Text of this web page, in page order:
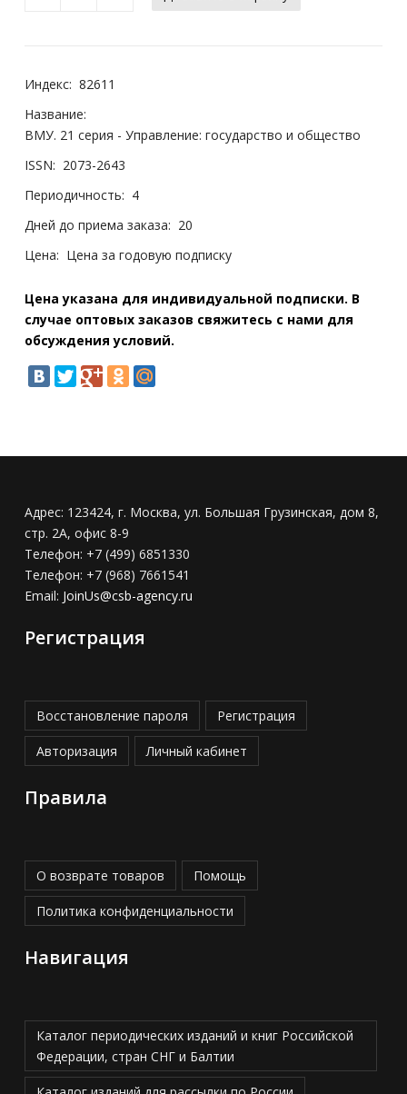
Индекс: 82611
Название:
ВМУ. 21 серия - Управление: государство и общество
ISSN: 2073-2643
Периодичность: 4
Дней до приема заказа: 20
Цена: Цена за годовую подписку
Цена указана для индивидуальной подписки. В
случае оптовых заказов свяжитесь с нами для
обсуждения условий.
Адрес: 123424, г. Москва, ул. Большая Грузинская, дом 8,
стр. 2А, офис 8-9
Телефон: +7 (499) 6851330
Телефон: +7 (968) 7661541
Email: JoinUs@csb-agency.ru
Регистрация
Восстановление пароля Регистрация
Авторизация Личный кабинет
Правила
О возврате товаров Помощь
Политика конфиденциальности
Навигация
Каталог периодических изданий и книг Российской
Федерации, стран СНГ и Балтии